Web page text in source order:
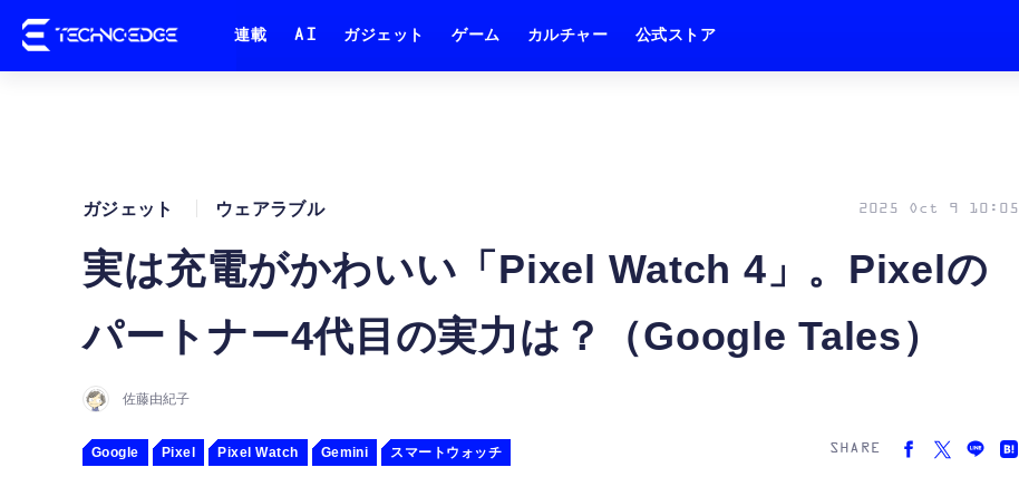
連載 AI ガジェット ゲーム カルチャー 公式ストア
実は充電がかわいい「Pixel Watch 4」。Pixelの
パートナー4代目の実力は？（Google Tales）
ガジェット ウェアラブル 2025 Oct 9 10:05
佐藤由紀子
Google Pixel Pixel Watch Gemini スマートウォッチ SHARE